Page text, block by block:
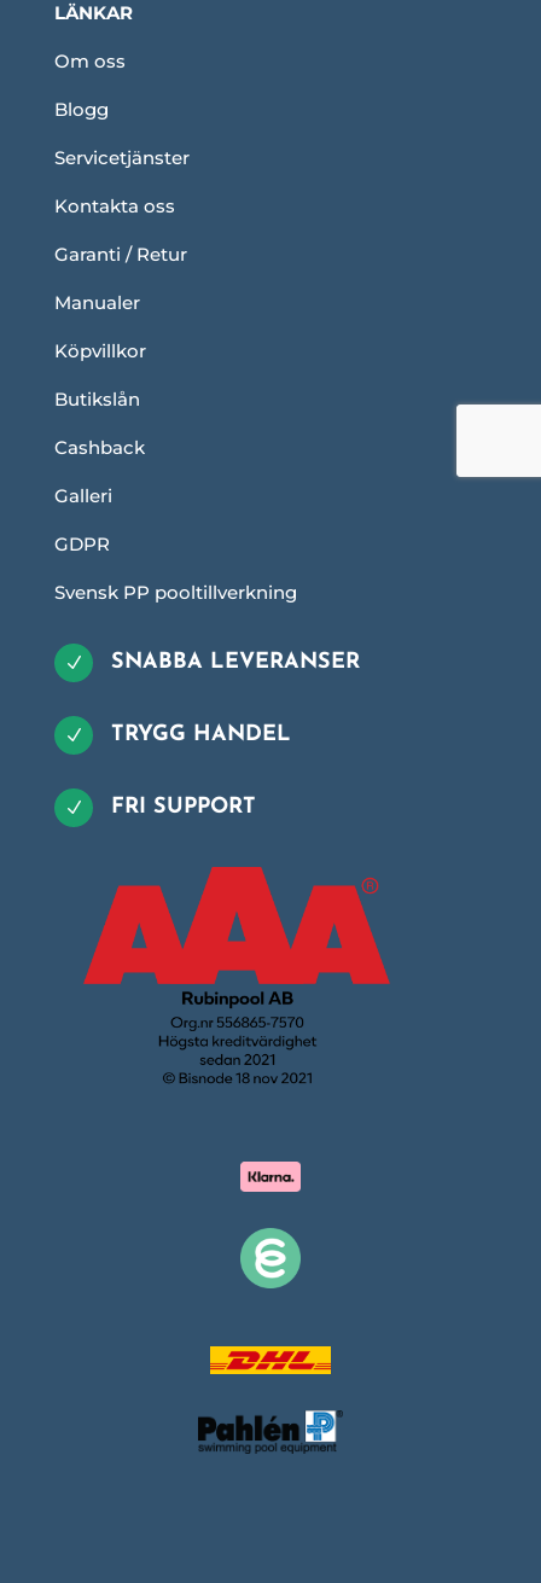
LÄNKAR
Om oss
Blogg
Servicetjänster
Kontakta oss
Garanti / Retur
Manualer
Köpvillkor
Butikslån
Cashback
Galleri
GDPR
Svensk PP pooltillverkning
N SNABBA LEVERANSER
N TRYGG HANDEL
N FRI SUPPORT